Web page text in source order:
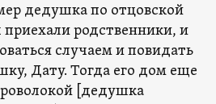
дедушка по отцовской
родственники, и
случаем и повидать
Дату. Тогда его дом еще
[дедушка